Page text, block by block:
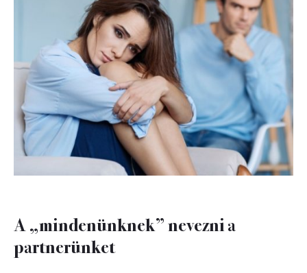
A „mindenünknek” nevezni a
partnerünket